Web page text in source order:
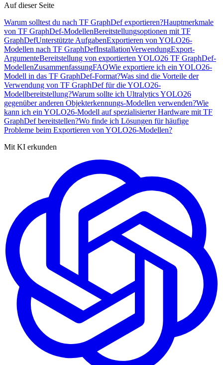
Auf dieser Seite
Warum solltest du nach TF GraphDef exportieren?Hauptmerkmale
von TF GraphDef-ModellenBereitstellungsoptionen mit TF
GraphDefUnterstützte AufgabenExportieren von YOLO26-
Modellen nach TF GraphDefInstallationVerwendungExport-
ArgumenteBereitstellung von exportierten YOLO26 TF GraphDef-
ModellenZusammenfassungFAQWie exportiere ich ein YOLO26-
Modell in das TF GraphDef-Format?Was sind die Vorteile der
Verwendung von TF GraphDef für die YOLO26-
Modellbereitstellung?Warum sollte ich Ultralytics YOLO26
gegenüber anderen Objekterkennungs-Modellen verwenden?Wie
kann ich ein YOLO26-Modell auf spezialisierter Hardware mit TF
GraphDef bereitstellen?Wo finde ich Lösungen für häufige
Probleme beim Exportieren von YOLO26-Modellen?
Mit KI erkunden